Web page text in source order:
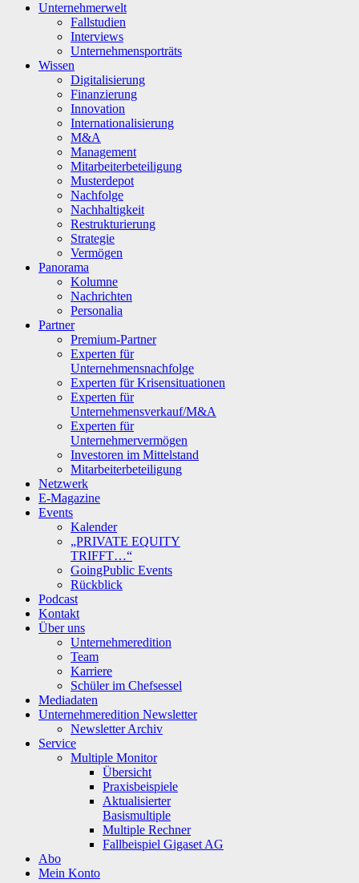
Unternehmerwelt
Fallstudien
Interviews
Unternehmensporträts
Wissen
Digitalisierung
Finanzierung
Innovation
Internationalisierung
M&A
Management
Mitarbeiterbeteiligung
Musterdepot
Nachfolge
Nachhaltigkeit
Restrukturierung
Strategie
Vermögen
Panorama
Kolumne
Nachrichten
Personalia
Partner
Premium-Partner
Experten für
Unternehmensnachfolge
Experten für Krisensituationen
Experten für
Unternehmensverkauf/M&A
Experten für
Unternehmervermögen
Investoren im Mittelstand
Mitarbeiterbeteiligung
Netzwerk
E-Magazine
Events
Kalender
„PRIVATE EQUITY
TRIFFT…“
GoingPublic Events
Rückblick
Podcast
Kontakt
Über uns
Unternehmeredition
Team
Karriere
Schüler im Chefsessel
Mediadaten
Unternehmeredition Newsletter
Newsletter Archiv
Service
Multiple Monitor
Übersicht
Praxisbeispiele
Aktualisierter
Basismultiple
Multiple Rechner
Fallbeispiel Gigaset AG
Abo
Mein Konto